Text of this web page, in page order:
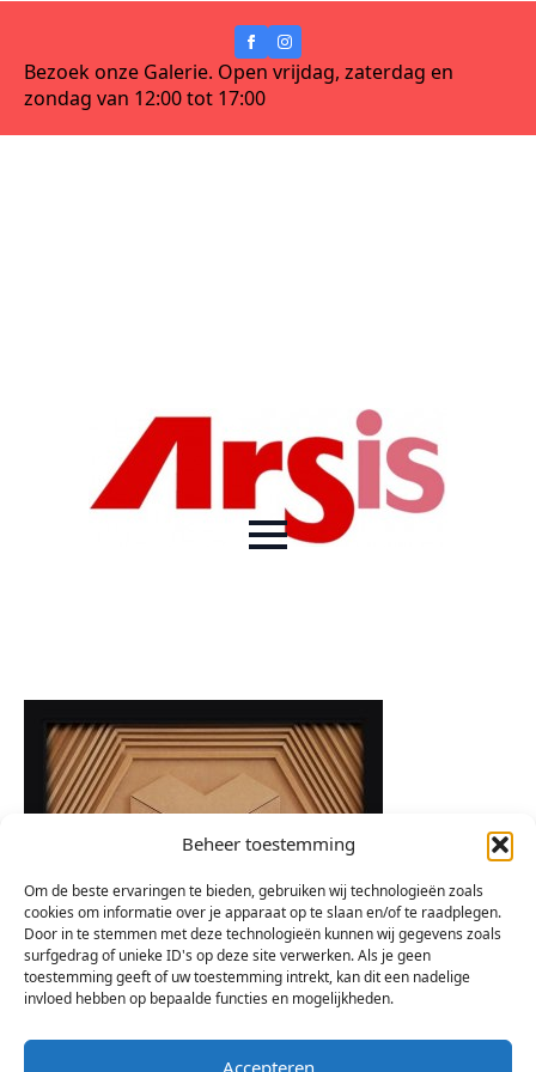
Beheer toestemming
Om de beste ervaringen te bieden, gebruiken wij technologieën zoals
cookies om informatie over je apparaat op te slaan en/of te raadplegen.
Door in te stemmen met deze technologieën kunnen wij gegevens zoals
surfgedrag of unieke ID's op deze site verwerken. Als je geen
toestemming geeft of uw toestemming intrekt, kan dit een nadelige
invloed hebben op bepaalde functies en mogelijkheden.
Accepteren
Bezoek onze Galerie. Open vrijdag, zaterdag en
zondag van 12:00 tot 17:00